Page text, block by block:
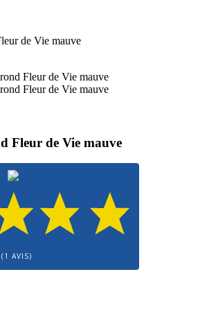
Fleur de Vie mauve
(1 AVIS)